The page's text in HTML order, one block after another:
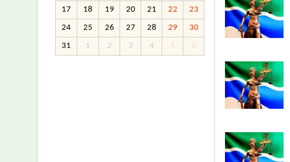
17 18 19 20 21 22 23
24 25 26 27 28 29 30
31 1 2 3 4 5 6